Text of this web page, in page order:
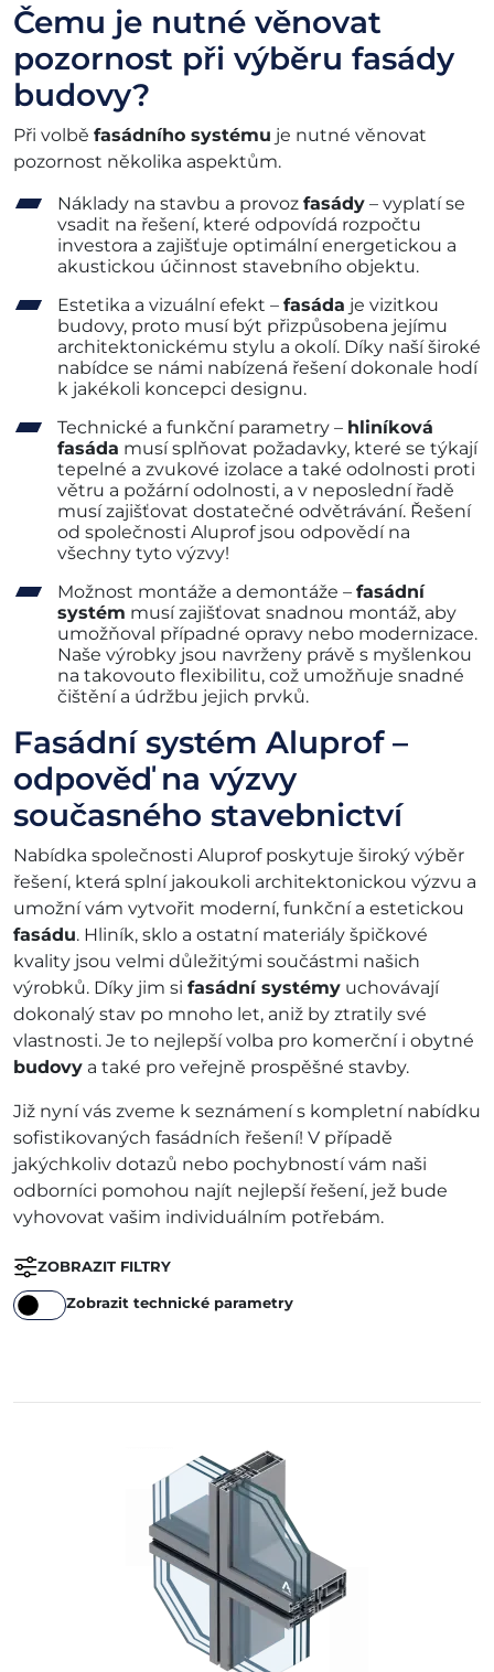
Čemu je nutné věnovat
pozornost při výběru fasády
budovy?
Při volbě fasádního systému je nutné věnovat
pozornost několika aspektům.
Náklady na stavbu a provoz fasády – vyplatí se
vsadit na řešení, které odpovídá rozpočtu
investora a zajišťuje optimální energetickou a
akustickou účinnost stavebního objektu.
Estetika a vizuální efekt – fasáda je vizitkou
budovy, proto musí být přizpůsobena jejímu
architektonickému stylu a okolí. Díky naší široké
nabídce se námi nabízená řešení dokonale hodí
k jakékoli koncepci designu.
Technické a funkční parametry – hliníková
fasáda musí splňovat požadavky, které se týkají
tepelné a zvukové izolace a také odolnosti proti
větru a požární odolnosti, a v neposlední řadě
musí zajišťovat dostatečné odvětrávání. Řešení
od společnosti Aluprof jsou odpovědí na
všechny tyto výzvy!
Možnost montáže a demontáže – fasádní
systém musí zajišťovat snadnou montáž, aby
umožňoval případné opravy nebo modernizace.
Naše výrobky jsou navrženy právě s myšlenkou
na takovouto flexibilitu, což umožňuje snadné
čištění a údržbu jejich prvků.
Fasádní systém Aluprof –
odpověď na výzvy
současného stavebnictví
Nabídka společnosti Aluprof poskytuje široký výběr
řešení, která splní jakoukoli architektonickou výzvu a
umožní vám vytvořit moderní, funkční a estetickou
fasádu. Hliník, sklo a ostatní materiály špičkové
kvality jsou velmi důležitými součástmi našich
výrobků. Díky jim si fasádní systémy uchovávají
dokonalý stav po mnoho let, aniž by ztratily své
vlastnosti. Je to nejlepší volba pro komerční i obytné
budovy a také pro veřejně prospěšné stavby.
Již nyní vás zveme k seznámení s kompletní nabídku
sofistikovaných fasádních řešení! V případě
jakýchkoliv dotazů nebo pochybností vám naši
odborníci pomohou najít nejlepší řešení, jež bude
vyhovovat vašim individuálním potřebám.
ZOBRAZIT FILTRY
Zobrazit technické parametry